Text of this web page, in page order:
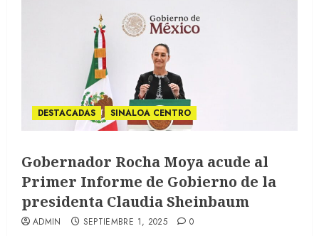
DESTACADAS SINALOA CENTRO
Gobernador Rocha Moya acude al
Primer Informe de Gobierno de la
presidenta Claudia Sheinbaum
ADMIN SEPTIEMBRE 1, 2025 0